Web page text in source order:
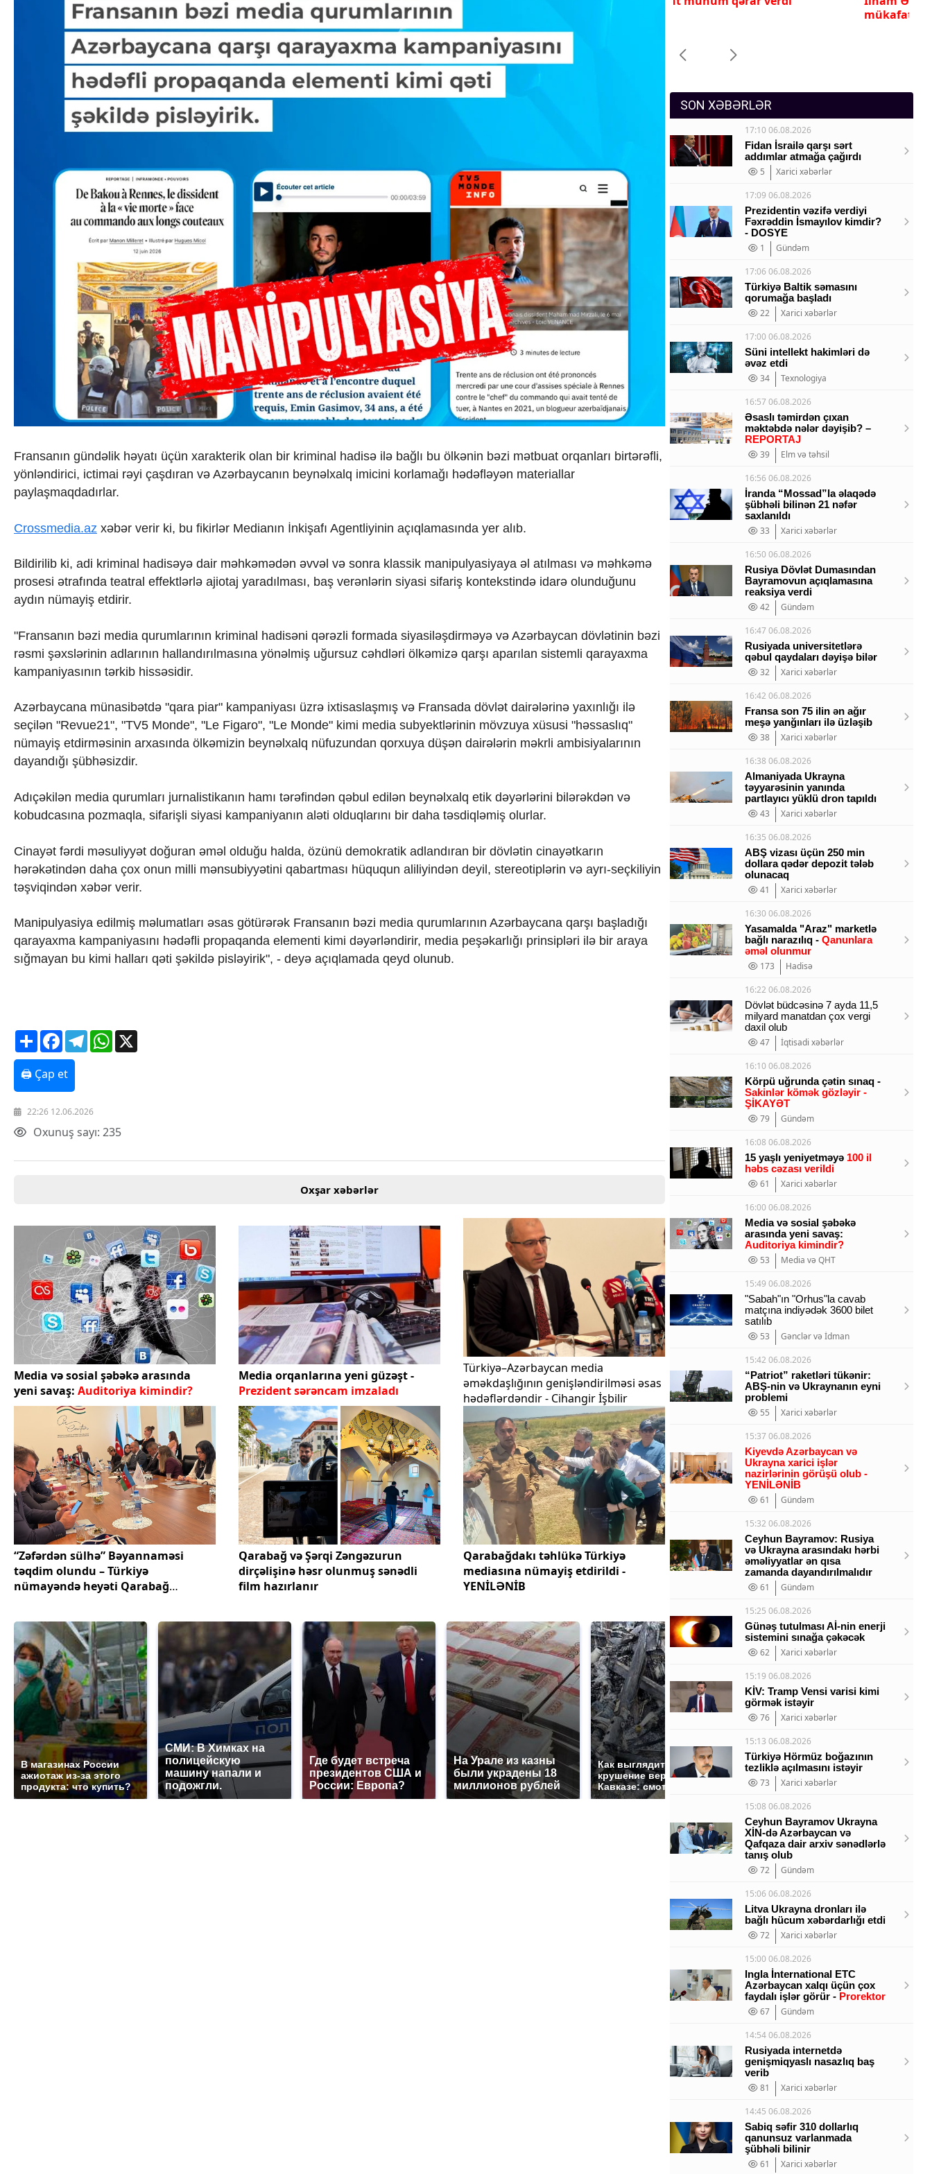
Araşdırma
Multimedia
İnfoqrafika
Elm və təhsil
Yüksəliş hekayəsi
Mədəniyyətimizin Zəfəri
İqtisadi xəbərlər
Əmək və sosial siyasət
Kənd təsərrüfatı
Hərbi sənaye
Telekommunikasiya və nəqliyyat
Cəmiyyət
Crossmedia.az - 1 yaş
Siyasət
Məhkəmə və hüquq
Zəfər - 5
Media və QHT
Sağlamlıq
Sosium
Texnologiya
Mətbuat-150
Əlaqə
Missiyamız
Fransanın gündəlik həyatı üçün xarakterik olan bir kriminal hadisə ilə bağlı bu ölkənin bəzi mətbuat orqanları birtərəfli,
yönləndirici, ictimai rəyi çaşdıran və Azərbaycanın beynəlxalq imicini korlamağı hədəfləyən materiallar
paylaşmaqdadırlar.
Crossmedia.az xəbər verir ki, bu fikirlər Medianın İnkişafı Agentliyinin açıqlamasında yer alıb.
Bildirilib ki, adi kriminal hadisəyə dair məhkəmədən əvvəl və sonra klassik manipulyasiyaya əl atılması və məhkəmə
prosesi ətrafında teatral effektlərlə ajiotaj yaradılması, baş verənlərin siyasi sifariş kontekstində idarə olunduğunu
aydın nümayiş etdirir.
"Fransanın bəzi media qurumlarının kriminal hadisəni qərəzli formada siyasiləşdirməyə və Azərbaycan dövlətinin bəzi
rəsmi şəxslərinin adlarının hallandırılmasına yönəlmiş uğursuz cəhdləri ölkəmizə qarşı aparılan sistemli qarayaxma
kampaniyasının tərkib hissəsidir.
Azərbaycana münasibətdə "qara piar" kampaniyası üzrə ixtisaslaşmış və Fransada dövlət dairələrinə yaxınlığı ilə
seçilən "Revue21", "TV5 Monde", "Le Figaro", "Le Monde" kimi media subyektlərinin mövzuya xüsusi "həssaslıq"
nümayiş etdirməsinin arxasında ölkəmizin beynəlxalq nüfuzundan qorxuya düşən dairələrin məkrli ambisiyalarının
dayandığı şübhəsizdir.
Adıçəkilən media qurumları jurnalistikanın hamı tərəfindən qəbul edilən beynəlxalq etik dəyərlərini bilərəkdən və
kobudcasına pozmaqla, sifarişli siyasi kampaniyanın aləti olduqlarını bir daha təsdiqləmiş olurlar.
Cinayət fərdi məsuliyyət doğuran əməl olduğu halda, özünü demokratik adlandıran bir dövlətin cinayətkarın
hərəkətindən daha çox onun milli mənsubiyyətini qabartması hüququn aliliyindən deyil, stereotiplərin və ayrı-seçkiliyin
təşviqindən xəbər verir.
Manipulyasiya edilmiş məlumatları əsas götürərək Fransanın bəzi media qurumlarının Azərbaycana qarşı başladığı
qarayaxma kampaniyasını hədəfli propaqanda elementi kimi dəyərləndirir, media peşəkarlığı prinsipləri ilə bir araya
sığmayan bu kimi halları qəti şəkildə pisləyirik", - deyə açıqlamada qeyd olunub.
ShareFacebookTelegramWhatsApp
🖨 Çap et
22:26 12.06.2026
Oxunuş sayı: 235
Oxşar xəbərlər
Media və sosial şəbəkə arasında
yeni savaş: Auditoriya kimindir?
Media orqanlarına yeni güzəşt -
Prezident sərəncam imzaladı
Türkiyə–Azərbaycan media
əməkdaşlığının genişləndirilməsi əsas
hədəflərdəndir - Cihangir İşbilir
“Zəfərdən sülhə” Bəyannaməsi
təqdim olundu – Türkiyə
nümayəndə heyəti Qarabağ
Qarabağ və Şərqi Zəngəzurun
dirçəlişinə həsr olunmuş sənədli
film hazırlanır
Qarabağdakı təhlükə Türkiyə
mediasına nümayiş etdirildi -
YENİLƏNİB
В магазинах России
ажиотаж из-за этого
продукта: что купить?
СМИ: В Химках на
полицейскую
машину напали и
подожгли.
Где будет встреча
президентов США и
России: Европа?
На Урале из казны
были украдены 18
миллионов рублей
Как выглядит место
крушение вертолета на
Кавказе: смотреть
Такую зиму в России
никто не ждал: как
так?!
Не
daimi nümayəndəsi geri çağırılıb
SON XƏBƏRLƏR
17:10 06.08.2026
Fidan İsrailə qarşı sərt
addımlar atmağa çağırdı
5
Xarici xəbərlər
17:09 06.08.2026
Prezidentin vəzifə verdiyi
Fəxrəddin İsmayılov kimdir?
- DOSYE
1
Gündəm
17:06 06.08.2026
Türkiyə Baltik səmasını
qorumağa başladı
22
Xarici xəbərlər
17:00 06.08.2026
Süni intellekt hakimləri də
əvəz etdi
34
Texnologiya
16:57 06.08.2026
Əsaslı təmirdən çıxan
məktəbdə nələr dəyişib? –
REPORTAJ
39
Elm və təhsil
16:56 06.08.2026
İranda “Mossad”la əlaqədə
şübhəli bilinən 21 nəfər
saxlanıldı
33
Xarici xəbərlər
16:50 06.08.2026
Rusiya Dövlət Dumasından
Bayramovun açıqlamasına
reaksiya verdi
42
Gündəm
16:47 06.08.2026
Rusiyada universitetlərə
qəbul qaydaları dəyişə bilər
32
Xarici xəbərlər
16:42 06.08.2026
Fransa son 75 ilin ən ağır
meşə yanğınları ilə üzləşib
38
Xarici xəbərlər
16:38 06.08.2026
Almaniyada Ukrayna
təyyarəsinin yanında
partlayıcı yüklü dron tapıldı
43
Xarici xəbərlər
16:35 06.08.2026
ABŞ vizası üçün 250 min
dollara qədər depozit tələb
olunacaq
41
Xarici xəbərlər
16:30 06.08.2026
Yasamalda "Araz" marketlə
bağlı narazılıq - Qanunlara
əməl olunmur
173
Hadisə
16:22 06.08.2026
Dövlət büdcəsinə 7 ayda 11,5
milyard manatdan çox vergi
daxil olub
47
İqtisadi xəbərlər
16:10 06.08.2026
Körpü uğrunda çətin sınaq -
Sakinlər kömək gözləyir -
ŞİKAYƏT
79
Gündəm
16:08 06.08.2026
15 yaşlı yeniyetməyə 100 il
həbs cəzası verildi
61
Xarici xəbərlər
16:00 06.08.2026
Media və sosial şəbəkə
arasında yeni savaş:
Auditoriya kimindir?
53
Media və QHT
15:49 06.08.2026
"Sabah"ın "Orhus"la cavab
matçına indiyədək 3600 bilet
satılıb
53
Gənclər və İdman
15:42 06.08.2026
“Patriot” raketləri tükənir:
ABŞ-nin və Ukraynanın eyni
problemi
55
Xarici xəbərlər
15:37 06.08.2026
Kiyevdə Azərbaycan və
Ukrayna xarici işlər
nazirlərinin görüşü olub -
YENİLƏNİB
61
Gündəm
15:32 06.08.2026
Ceyhun Bayramov: Rusiya
və Ukrayna arasındakı hərbi
əməliyyatlar ən qısa
zamanda dayandırılmalıdır
61
Gündəm
15:25 06.08.2026
Günəş tutulması Aİ-nin enerji
sistemini sınağa çəkəcək
62
Xarici xəbərlər
15:19 06.08.2026
KİV: Tramp Vensi varisi kimi
görmək istəyir
76
Xarici xəbərlər
15:13 06.08.2026
Türkiyə Hörmüz boğazının
tezliklə açılmasını istəyir
73
Xarici xəbərlər
15:08 06.08.2026
Ceyhun Bayramov Ukrayna
XİN-də Azərbaycan və
Qafqaza dair arxiv sənədlərlə
tanış olub
72
Gündəm
15:06 06.08.2026
Litva Ukrayna dronları ilə
bağlı hücum xəbərdarlığı etdi
72
Xarici xəbərlər
15:00 06.08.2026
Ingla İnternational ETC
Azərbaycan xalqı üçün çox
faydalı işlər görür - Prorektor
67
Gündəm
14:54 06.08.2026
Rusiyada internetdə
genişmiqyaslı nasazlıq baş
verib
81
Xarici xəbərlər
14:45 06.08.2026
Sabiq səfir 310 dollarlıq
qanunsuz varlanmada
şübhəli bilinir
61
Xarici xəbərlər